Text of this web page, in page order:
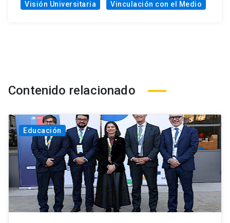
Visión Universitaria
Vinculación con el Medio
Contenido relacionado
Educación